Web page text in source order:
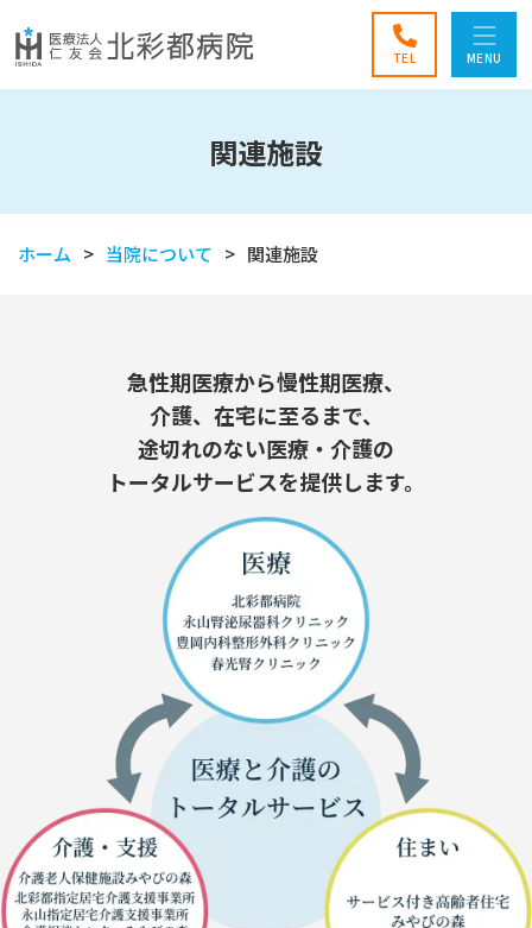
TEL MENU
関連施設
ホーム 当院について 関連施設
急性期医療から慢性期医療、
介護、在宅に至るまで、
途切れのない医療・介護の
トータルサービスを提供します。